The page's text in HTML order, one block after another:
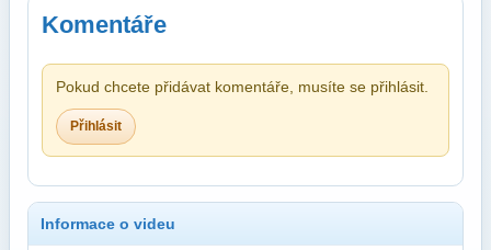
Komentáře
Pokud chcete přidávat komentáře, musíte se přihlásit.
Přihlásit
Informace o videu